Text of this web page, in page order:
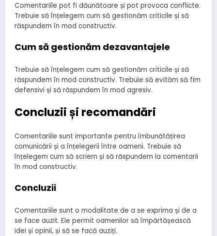
Comentariile pot fi dăunătoare și pot provoca conflicte.
Trebuie să înțelegem cum să gestionăm criticile și să
răspundem în mod constructiv.
Cum să gestionăm dezavantajele
Trebuie să înțelegem cum să gestionăm criticile și să
răspundem în mod constructiv. Trebuie să evităm să fim
defensivi și să răspundem în mod agresiv.
Concluzii și recomandări
Comentariile sunt importante pentru îmbunătățirea
comunicării și a înțelegerii între oameni. Trebuie să
înțelegem cum să scriem și să răspundem la comentarii
în mod constructiv.
Concluzii
Comentariile sunt o modalitate de a se exprima și de a
se face auzit. Ele permit oamenilor să împărtășească
idei și opinii, și să se facă auziți.